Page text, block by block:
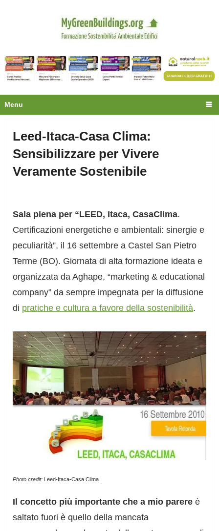
Menu
Leed-Itaca-Casa Clima:
Sensibilizzare per Vivere
Veramente Sostenibile
Sala piena per “LEED, Itaca, CasaClima.
Certificazioni energetiche e ambientali: sinergie e
peculiarità”, il 16 settembre a Castel San Pietro
Terme (BO). Giornata di alta formazione ideata e
organizzata da Aghape, “marketing & educational
company” da sempre impegnata per la diffusione
di pratiche e cultura a favore della sostenibilità.
Photo credit: Leed-Itaca-Casa Clima
Il concetto più importante che a mio parere è
saltato fuori è quello della mancata
Privacy
Oltre 30.000 tecnici
fanno già parte della